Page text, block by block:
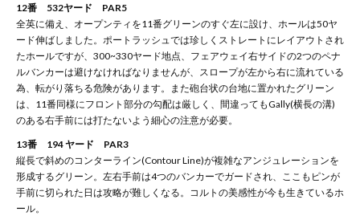
12番 532ヤード PAR5
全英に備え、オープンティを11番グリーンのすぐ左に設け、ホールは50ヤ
ード伸ばしました。ポートラッシュでは珍しくストレートにレイアウトされ
たホールですが、300~330ヤード地点、フェアウェイ右サイドの2つのペナ
ルバンカーは避けなければなりませんが、スロープが左から右に流れている
為、転がり落ちる危険があります。また砲台状の台地に置かれたグリーン
は、11番同様にフロント部分の勾配は厳しく、間違ってもGally(横長の溝)
のある右手前には打たないよう細心の注意が必要。
13番 194 ヤード PAR3
縦長で斜めのコンターライン(Contour Line)が複雑なアンジュレーションを
形成するグリーン。左右手前は4つのバンカーでガードされ、ここもピンが
手前に切られた日は攻略が難しくなる。コルトの美感性が今も生きているホ
ール。